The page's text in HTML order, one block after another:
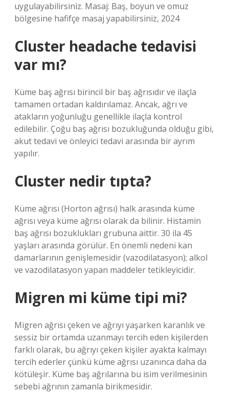
uygulayabilirsiniz. Masaj: Baş, boyun ve omuz
bölgesine hafifçe masaj yapabilirsiniz, 2024
Cluster headache tedavisi
var mı?
Küme baş ağrısı birincil bir baş ağrısıdır ve ilaçla
tamamen ortadan kaldırılamaz. Ancak, ağrı ve
atakların yoğunluğu genellikle ilaçla kontrol
edilebilir. Çoğu baş ağrısı bozukluğunda olduğu gibi,
akut tedavi ve önleyici tedavi arasında bir ayrım
yapılır.
Cluster nedir tıpta?
Küme ağrısı (Horton ağrısı) halk arasında küme
ağrısı veya küme ağrısı olarak da bilinir. Histamin
baş ağrısı bozuklukları grubuna aittir. 30 ila 45
yaşları arasında görülür. En önemli nedeni kan
damarlarının genişlemesidir (vazodilatasyon); alkol
ve vazodilatasyon yapan maddeler tetikleyicidir.
Migren mi küme tipi mi?
Migren ağrısı çeken ve ağrıyı yaşarken karanlık ve
sessiz bir ortamda uzanmayı tercih eden kişilerden
farklı olarak, bu ağrıyı çeken kişiler ayakta kalmayı
tercih ederler çünkü küme ağrısı uzanınca daha da
kötüleşir. Küme baş ağrılarına bu isim verilmesinin
sebebi ağrının zamanla birikmesidir.